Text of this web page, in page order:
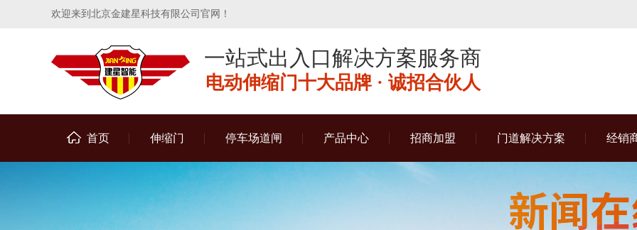
欢迎来到北京金建星科技有限公司官网！
一站式出入口解决方案服务商
电动伸缩门十大品牌 · 诚招合伙人
首页 伸缩门 停车场道闸 产品中心 招商加盟 门道解决方案 经销